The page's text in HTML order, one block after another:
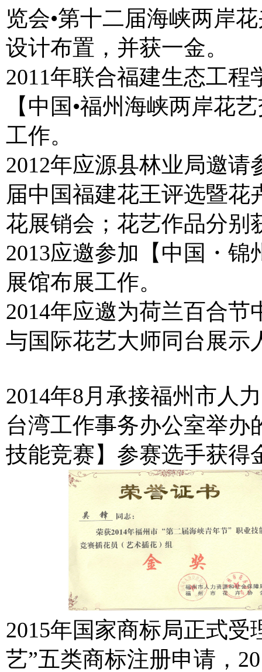
览会•第十二届海峡两岸
设计布置，并获一金。
2011年联合福建生态工
【中国•福州海峡两岸花
工作。
2012年应源县林业局邀
届中国福建花王评选暨花
花展销会；花艺作品分别
2013应邀参加【中国・
展馆布展工作。
2014年应邀为荷兰百合
与国际花艺大师同
2014年8月承接福州市人
台湾工作事务办公室举办
技能竞赛】参赛选手获得
2015年国家商标局正式受
艺”五类商标注册申请，